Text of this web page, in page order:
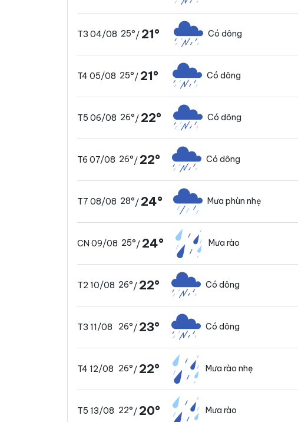
T3 04/08 25°/ 21° Có dông
T4 05/08 25°/ 21° Có dông
T5 06/08 26°/ 22° Có dông
T6 07/08 26°/ 22° Có dông
T7 08/08 28°/ 24° Mưa phùn nhẹ
CN 09/08 25°/ 24° Mưa rào
T2 10/08 26°/ 22° Có dông
T3 11/08 26°/ 23° Có dông
T4 12/08 26°/ 22° Mưa rào nhẹ
T5 13/08 22°/ 20° Mưa rào